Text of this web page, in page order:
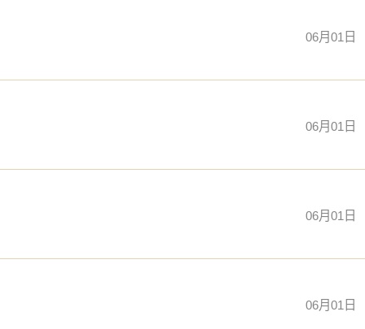
06月01日
06月01日
06月01日
06月01日